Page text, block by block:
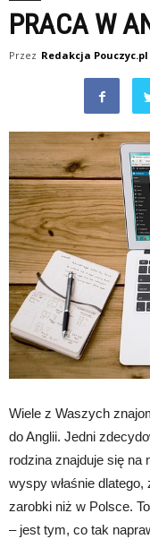
PRACA W
Przez Redakcja Pouczyc.pl
Wiele z Waszych
do Anglii. Jedni
rodzina znajduje się na
wyspy właśnie
zarobki niż w Polsce.
– jest tym, co tak